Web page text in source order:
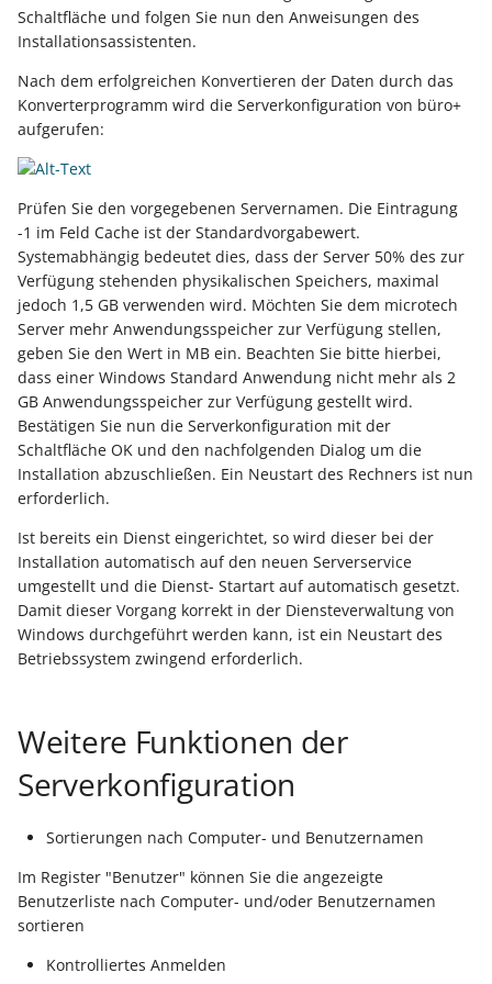
Schaltfläche und folgen Sie nun den Anweisungen des
Installationsassistenten.
Nach dem erfolgreichen Konvertieren der Daten durch das
Konverterprogramm wird die Serverkonfiguration von büro+
aufgerufen:
Prüfen Sie den vorgegebenen Servernamen. Die Eintragung
-1 im Feld Cache ist der Standardvorgabewert.
Systemabhängig bedeutet dies, dass der Server 50% des zur
Verfügung stehenden physikalischen Speichers, maximal
jedoch 1,5 GB verwenden wird. Möchten Sie dem microtech
Server mehr Anwendungsspeicher zur Verfügung stellen,
geben Sie den Wert in MB ein. Beachten Sie bitte hierbei,
dass einer Windows Standard Anwendung nicht mehr als 2
GB Anwendungsspeicher zur Verfügung gestellt wird.
Bestätigen Sie nun die Serverkonfiguration mit der
Schaltfläche OK und den nachfolgenden Dialog um die
Installation abzuschließen. Ein Neustart des Rechners ist nun
erforderlich.
Ist bereits ein Dienst eingerichtet, so wird dieser bei der
Installation automatisch auf den neuen Serverservice
umgestellt und die Dienst- Startart auf automatisch gesetzt.
Damit dieser Vorgang korrekt in der Diensteverwaltung von
Windows durchgeführt werden kann, ist ein Neustart des
Betriebssystem zwingend erforderlich.
Weitere Funktionen der
Serverkonfiguration
Sortierungen nach Computer- und Benutzernamen
Im Register "Benutzer" können Sie die angezeigte
Benutzerliste nach Computer- und/oder Benutzernamen
sortieren
Kontrolliertes Anmelden
Steuerberater
Einen Kontoauszug über
das Online-Banking
erfassen
erfassen
Kostenstellen
Kassenbücher
Anlagen
Finanzamt - ELStAM
Grundpreis -
aktualisieren
Übersicht: Assistenten-
Schemen und ihre
Erweiterte
für zu nutzenden
FAQ: Automatisierung
Steuerabrechnung von
UStG
(Tastatur-Makros)
Telefon-CD Anbindung
Click to Call statt
Telefonanbindung
Webshop- und eBay-
Felderweiterungen
Mobile Ansicht
Mini-one-stop-shop
Kundenreferenz im
Zahlungsverkehr
IST-Versteuerung in
Eigene Abläufe
Erfassungsvorlagen
Eingabemasken
Performance-Leitfaden
Projektverwaltung
Projektzeiterfassung
Exporte / Ausgabefilter /
Regeln
Ware / Artikel
kundenspezifisches
Lager)
mittels ID
Vorgangsposition vor
Ausgabe prüfen
Auftragsnummer bei
Vorgangserfassung
Abrufaufträge
Transaktionsnummer für
Vorgänge
UPS Worldship-
Anbindung
Verfallsdatum im
Lagerbestand
Zusätze/ Zubehör
in unterschiedlichen
Ausführungen
Streckengeschäft
Frachtgruppen-
Freie Datenbank-
Auswertungen -
Verschiedene Werte
und Nachtzuschläge
RV-BEA-Verfahren
ZUZA: Befreiung von
Zuzahlung in Hinblick auf
den Erhalt von
BEEG - Gesetz zum
Elterngeld und zur
Elternzeit
Beitragsnachweise
übertragen
GKV-Monatsmeldung
Sofortmeldungen
(Insolvenzverfahren)
Firmenwagen-Rechner
Bestandsaufteilung
Cross-Selling (Shopware)
Hersteller (Shopware)
Suchschlagwörter
(Shopware)
Mehrsprachigkeit
(Shopware)
EK-Preise übertragen
(Shopware)
eBay-
eBay-Produktkatalog
drucken
Kassenzettel mit
"Druckinfobezeichnung"
ausgeben
Kassenbon per E-Mail
ausgeben
Offener Posten Ausgleich
Datenerfassungsprotokoll
Barentnahmen/
Bareinlagen
Gutscheinverwaltung
Buchungssatzerstellung in
der Kasse
Skontovorgaben
Funktionen im
Kassenbondruck
Kassenstand prüfen
(Vorgang)
Österreich:
Registrierkassenpflicht
und
Registrierkassensicherheitsverordnung
(RKSV)
Lagerplatzverwaltung
Inventur
Regeln
Eingabeformular
DPD: Besonderheiten
GLS: Besonderheiten
nutzen
V-LOG 6
FAQ und
Fehlerbehebung
Materialbereitstellungsdatum
Materialbereitstellungsdatum
erfassen und zur Planung
verwenden
Frühester Produktionsstart
Kritische Arbeitsgänge
Produktionsarbeitsplatz
GraphQL Freie DB nutzen
GraphQL Bsp-Queries
GraphQL
Änderungsbenachr.
GraphQL FAQ
Claude mit GraphQL
verbinden (MCP)
ERP-Parametertabellen per
GraphQL auslesen
Partner-Apps
Drucken & Layouts
Banking,
& Wartung